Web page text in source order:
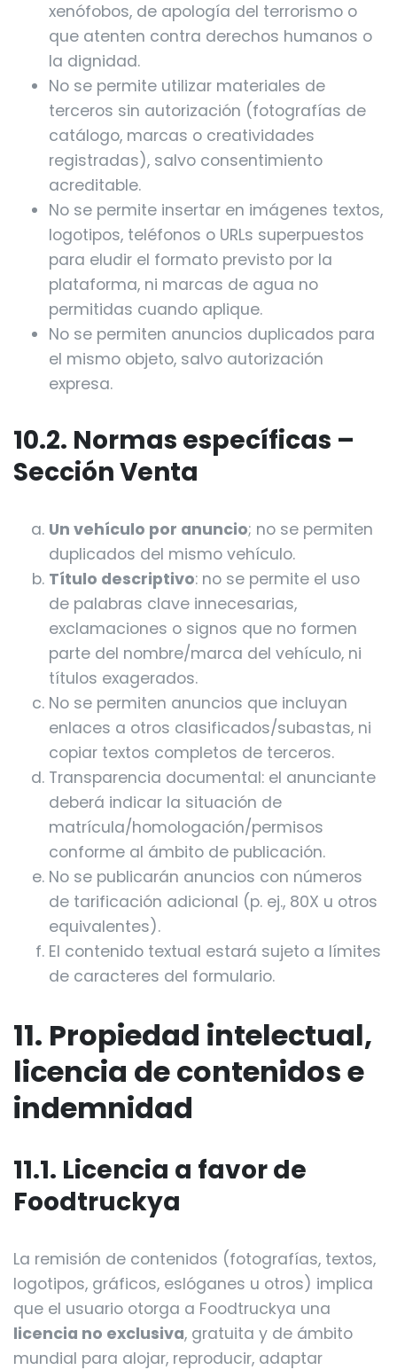
xenófobos, de apología del terrorismo o
que atenten contra derechos humanos o
la dignidad.
No se permite utilizar materiales de
terceros sin autorización (fotografías de
catálogo, marcas o creatividades
registradas), salvo consentimiento
acreditable.
No se permite insertar en imágenes textos,
logotipos, teléfonos o URLs superpuestos
para eludir el formato previsto por la
plataforma, ni marcas de agua no
permitidas cuando aplique.
No se permiten anuncios duplicados para
el mismo objeto, salvo autorización
expresa.
10.2. Normas específicas –
Sección Venta
Un vehículo por anuncio; no se permiten
duplicados del mismo vehículo.
Título descriptivo: no se permite el uso
de palabras clave innecesarias,
exclamaciones o signos que no formen
parte del nombre/marca del vehículo, ni
títulos exagerados.
No se permiten anuncios que incluyan
enlaces a otros clasificados/subastas, ni
copiar textos completos de terceros.
Transparencia documental: el anunciante
deberá indicar la situación de
matrícula/homologación/permisos
conforme al ámbito de publicación.
No se publicarán anuncios con números
de tarificación adicional (p. ej., 80X u otros
equivalentes).
El contenido textual estará sujeto a límites
de caracteres del formulario.
11. Propiedad intelectual,
licencia de contenidos e
indemnidad
11.1. Licencia a favor de
Foodtruckya
La remisión de contenidos (fotografías, textos,
logotipos, gráficos, eslóganes u otros) implica
que el usuario otorga a Foodtruckya una
licencia no exclusiva, gratuita y de ámbito
mundial para alojar, reproducir, adaptar